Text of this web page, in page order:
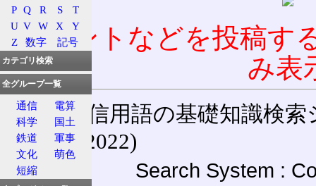
コメントなどを投稿す
み表
通信用語の基礎知識検索
(27-May-2022)
Search System :
P Q R S
T
U V W X
Y
Z
数字 記号
カテゴリ検索
全グループ一覧
通信
電算
科学
国土
鉄道
軍事
文化
萌色
短縮